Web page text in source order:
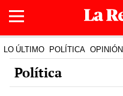
LO ÚLTIMO POLÍTICA OPINIÓN
Política